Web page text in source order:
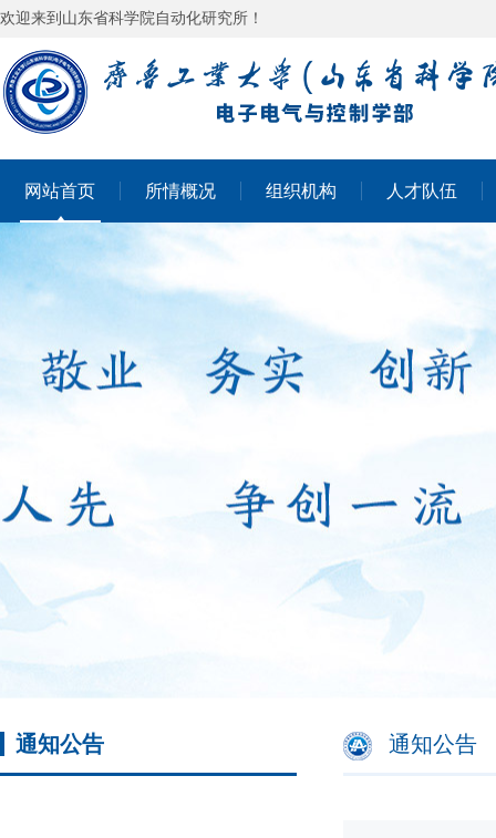
欢迎来到山东省科学院自动化研究所！
网站首页 所情概况 组织机构 人才队伍
通知公告 通知公告